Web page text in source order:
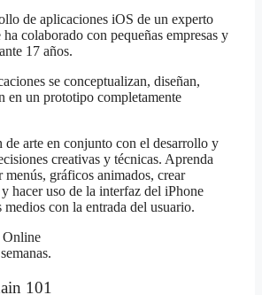
de aplicaciones iOS de un experto
colaborado con pequeñas empresas y
17 años.
se conceptualizan, diseñan,
en un prototipo completamente
de arte en conjunto con el desarrollo y
creativas y técnicas. Aprenda
gráficos animados, crear
hacer uso de la interfaz del iPhone
con la entrada del usuario.
101